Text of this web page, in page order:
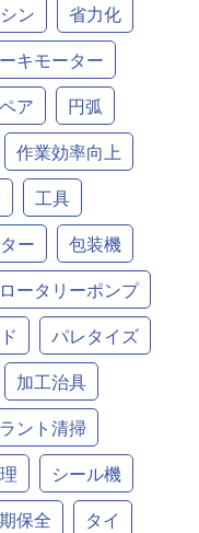
ン
省力化
キモーター
ア
円弧
作業効率向上
工具
ー
包装機
ロータリーポンプ
パレタイズ
加工治具
ント清掃
シール機
保全
タイ